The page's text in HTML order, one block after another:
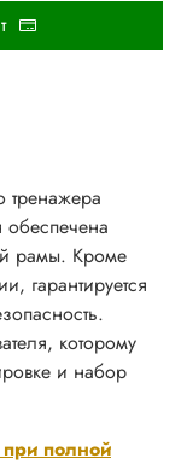
полной
тренажера
обеспечена
рамы. Кроме
гарантируется
которому
и набор